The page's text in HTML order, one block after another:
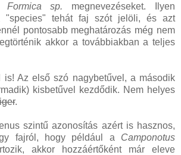
Formica sp. megnevezéseket. Ilyen
"species" tehát faj szót jelöli, és azt
pontosabb meghatározás még nem
akkor a továbbiakban a teljes
is! Az első szó nagybetűvel, a második
kisbetűvel kezdődik. Nem helyes
.
szintű azonosítás azért is hasznos,
fajról, hogy például a Camponotus
akkor hozzáértőként már eleve